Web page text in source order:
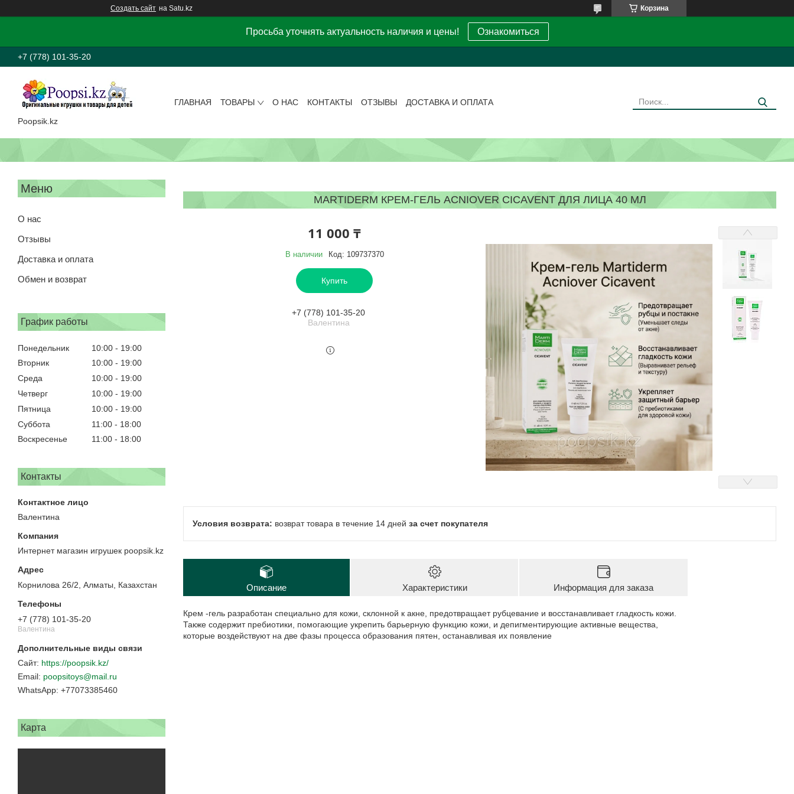
Создать сайт на Satu.kz Корзина
Просьба уточнять актуальность наличия и цены! Ознакомиться
+7 (778) 101-35-20
Poopsik.kz
ГЛАВНАЯ ТОВАРЫ О НАС КОНТАКТЫ ОТЗЫВЫ ДОСТАВКА И ОПЛАТА
О нас
Отзывы
Доставка и оплата
Обмен и возврат
График работы
Понедельник 10:00
19:00
Вторник
10:00
19:00
Среда
10:00
19:00
Четверг
10:00
19:00
Пятница
10:00
19:00
Суббота
11:00
18:00
Воскресенье
11:00 18:00
Контакты
Валентина
Интернет магазин игрушек poopsik.kz
Корнилова 26/2, Алматы, Казахстан
+7 (778) 101-35-20
Валентина
https://poopsik.kz/
poopsitoys@mail.ru
+77073385460
Карта
MARTIDERM КРЕМ-ГЕЛЬ ACNIOVER CICAVENT ДЛЯ ЛИЦА 40 МЛ
11 000 ₸
В наличии Код: 109737370
Купить
+7 (778) 101-35-20
Валентина
возврат товара в течение 14 дней за счет покупателя
Описание Характеристики Информация для заказа
Крем -гель разработан специально для кожи, склонной к акне, предотвращает рубцевание и восстанавливает гладкость кожи.
Также содержит пребиотики, помогающие укрепить барьерную функцию кожи, и депигментирующие активные вещества,
которые воздействуют на две фазы процесса образования пятен, останавливая их появление